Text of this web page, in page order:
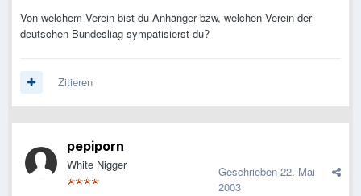
Von welchem Verein bist du Anhänger bzw, welchen Verein der
deutschen Bundesliag sympatisierst du?
Zitieren
pepiporn
White Nigger Geschrieben 22. Mai
2003